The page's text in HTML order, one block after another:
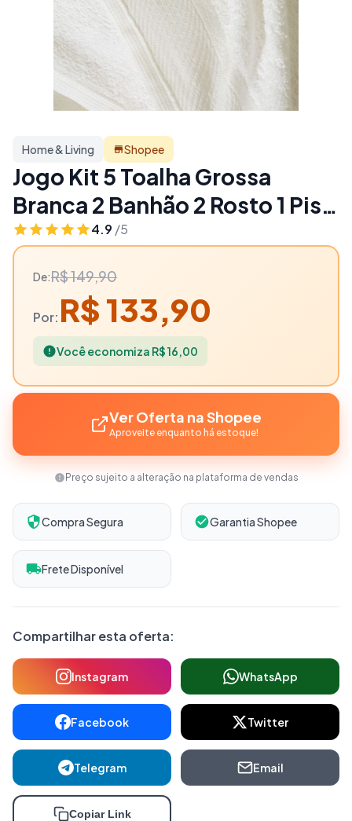
Home & Living Shopee
Jogo Kit 5 Toalha Grossa
Branca 2 Banhão 2 Rosto 1 Piso
Luxo 100% Algodão Hotel
Pousada Spa Eleganz - 11%
OFF | Home & Living
4.9 /5
De:R$ 149,90
Por: R$ 133,90
Você economiza R$ 16,00
Ver Oferta na Shopee
Aproveite enquanto há estoque!
Preço sujeito a alteração na plataforma de vendas
Compra Segura Garantia Shopee
Frete Disponível
Compartilhar esta oferta:
Instagram WhatsApp
Facebook Twitter
Telegram Email
Copiar Link